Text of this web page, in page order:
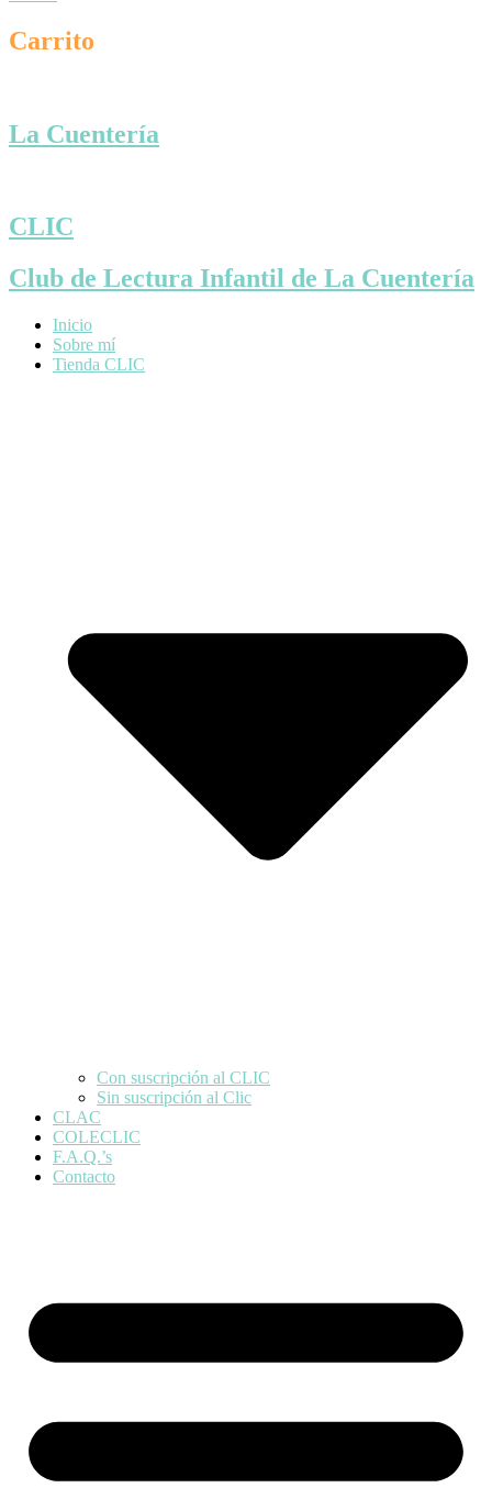
Carrito
La Cuentería
CLIC
Club de Lectura Infantil de La Cuentería
Inicio
Sobre mí
Tienda CLIC
Con suscripción al CLIC
Sin suscripción al Clic
CLAC
COLECLIC
F.A.Q.’s
Contacto